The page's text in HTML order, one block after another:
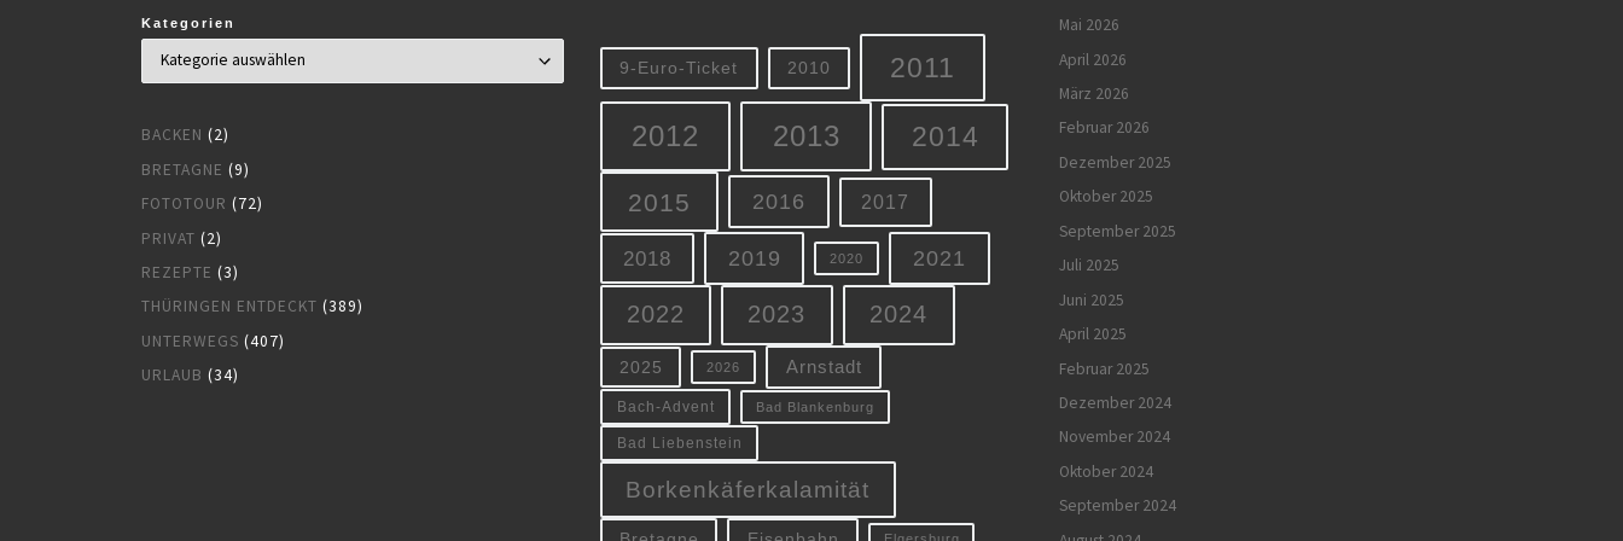
Kategorien
BACKEN (2)
BRETAGNE (9)
FOTOTOUR (72)
PRIVAT (2)
REZEPTE (3)
THÜRINGEN ENTDECKT (389)
UNTERWEGS (407)
URLAUB (34)
9-Euro-Ticket 2010 2011
2012 2013 2014
2015 2016 2017
2018 2019 2020 2021
2022 2023 2024
2025 2026 Arnstadt
Bach-Advent Bad Blankenburg
Bad Liebenstein
Borkenkäferkalamität
Mai 2026
April 2026
März 2026
Februar 2026
Dezember 2025
Oktober 2025
September 2025
Juli 2025
Juni 2025
April 2025
Februar 2025
Dezember 2024
November 2024
Oktober 2024
September 2024